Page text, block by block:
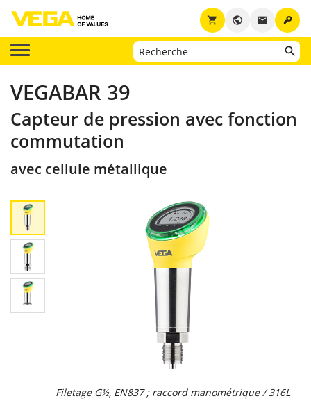
key
email
public
shopping_cart
VEGABAR 39
Capteur de pression avec fonction
commutation
avec cellule métallique
Filetage G½, EN837 ; raccord manométrique / 316L